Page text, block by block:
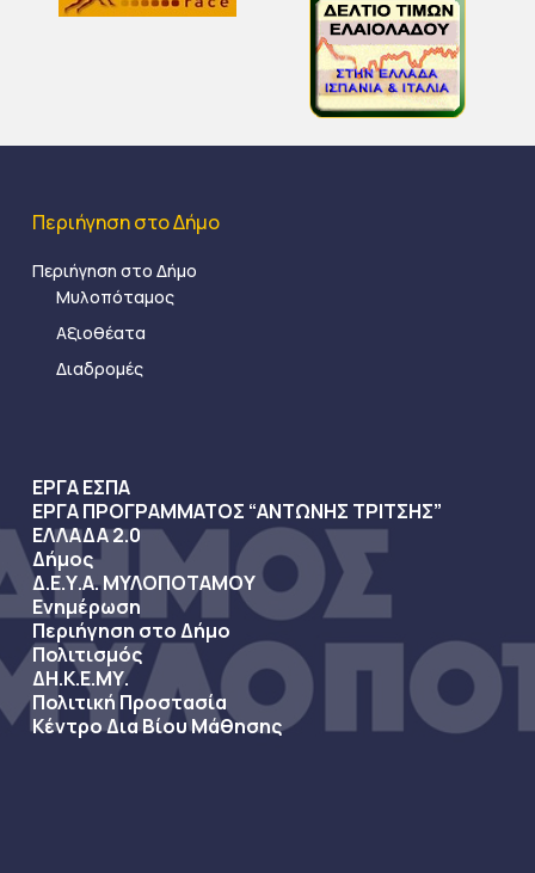
Περιήγηση στο Δήμο
Περιήγηση στο Δήμο
Μυλοπόταμος
Αξιοθέατα
Διαδρομές
ΕΡΓΑ ΕΣΠΑ
ΕΡΓΑ ΠΡΟΓΡΑΜΜΑΤΟΣ “ΑΝΤΩΝΗΣ ΤΡΙΤΣΗΣ”
ΕΛΛΑΔΑ 2.0
Δήμος
Δ.Ε.Υ.Α. ΜΥΛΟΠΟΤΑΜΟΥ
Ενημέρωση
Περιήγηση στο Δήμο
Πολιτισμός
ΔΗ.Κ.Ε.ΜΥ.
Πολιτική Προστασία
Κέντρο Δια Βίου Μάθησης